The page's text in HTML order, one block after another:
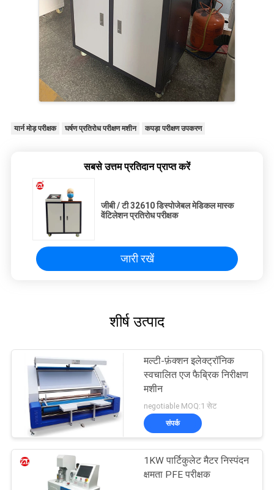
यार्न मोड़ परीक्षक घर्षण प्रतिरोध परीक्षण मशीन कपड़ा परीक्षण उपकरण
सबसे उत्तम प्रतिदान प्राप्त करें
जीबी / टी 32610 डिस्पोजेबल मेडिकल मास्क
वेंटिलेशन प्रतिरोध परीक्षक
जारी रखें
शीर्ष उत्पाद
मल्टी-फ़ंक्शन इलेक्ट्रॉनिक
स्वचालित एज फैब्रिक निरीक्षण
मशीन
negotiable MOQ:1 सेट
संपर्क
1KW पार्टिकुलेट मैटर निस्पंदन
क्षमता PFE परीक्षक